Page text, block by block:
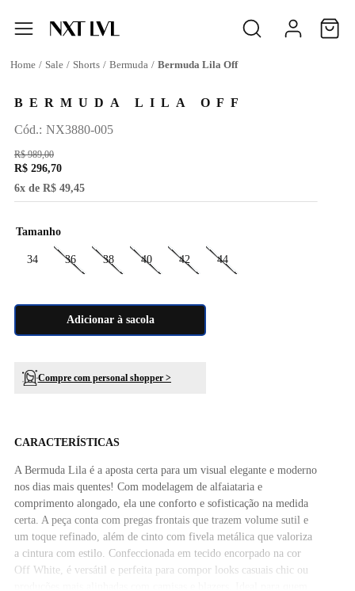
Sale Shorts Bermuda Bermuda Lila Off
BERMUDA LILA OFF
: NX3880-005
R$ 989,00
R$ 296,70
6x de R$ 49,45
Tamanho
34 36 38 40 42 44
Adicionar à sacola
Compre com personal shopper >
CARACTERÍSTICAS
A Bermuda Lila é a aposta certa para um visual elegante e moderno
nos dias mais quentes! Com modelagem de alfaiataria e
comprimento alongado, ela une conforto e sofisticação na medida
certa. A peça conta com pregas frontais que trazem volume sutil e
um toque refinado, além de cinto com fivela metálica que valoriza
a cintura com estilo. Confeccionada em tecido encorpado na cor
Off White, é versátil e perfeita para compor looks casuais chic ou